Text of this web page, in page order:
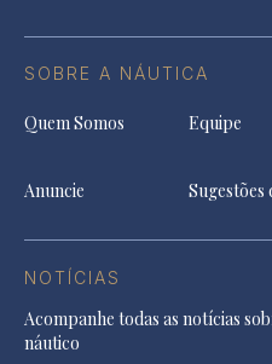
SOBRE A NÁUTICA
Quem Somos Equipe
Anuncie
Sugestões
NOTÍCIAS
Acompanhe todas as notícias
náutico